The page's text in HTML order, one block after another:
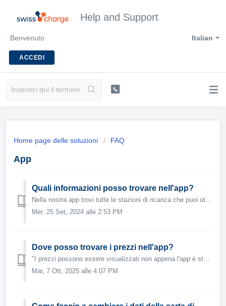
Help and Support
Italian
Benvenuto
ACCEDI
Home page delle soluzioni FAQ
App
Quali informazioni posso trovare nell'app?
Nella nostra app trovi tutte le stazioni di ricarica che puoi utilizzare come cliente di Swisscharge . Troverai anche i rispettivi prezzi delle stazioni di ...
Mer, 25 Set, 2024 alle 2:53 PM
Dove posso trovare i prezzi nell'app?
"I prezzi possono essere visualizzati non appena l'app è stata scaricata. Il prezzo varierà a seconda che tu sia registrato o meno. Se non hai...
Mar, 7 Ott, 2025 alle 4:07 PM